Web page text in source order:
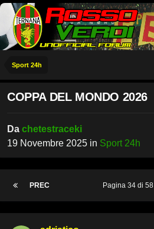
Sport 24h
COPPA DEL MONDO 2026
Da chetestraceki
19 Novembre 2025 in Sport 24h
PREC Pagina 34 di 58